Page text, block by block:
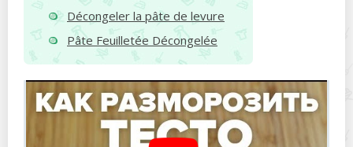
Décongeler la pâte de levure
Pâte Feuilletée Décongelée